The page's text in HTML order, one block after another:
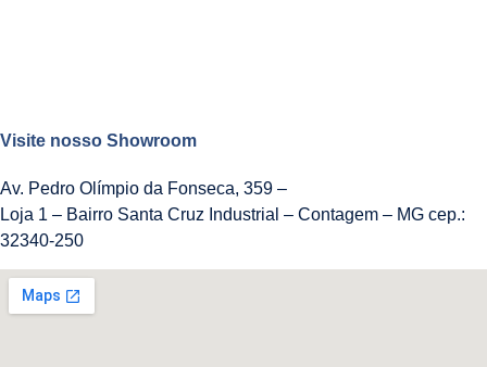
Visite nosso Showroom
Av. Pedro Olímpio da Fonseca, 359 –
Loja 1 – Bairro Santa Cruz Industrial – Contagem – MG cep.:
32340-250